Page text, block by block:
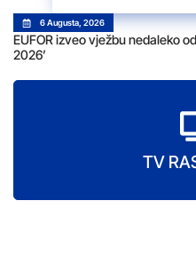
6 Augusta, 2026
EUFOR izveo vježbu nedaleko
2026’
TV